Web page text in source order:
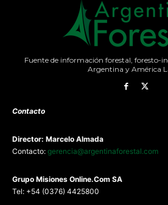
Fuente de información forestal, foresto-
Argentina y América
Contacto
Director: Marcelo Almada
Contacto: gerencia@argentinaforestal.com
Grupo Misiones Online.Com SA
Tel: +54 (0376) 4425800